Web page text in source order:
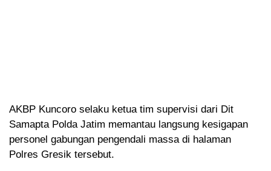
AKBP Kuncoro selaku ketua tim supervisi dari Dit
Samapta Polda Jatim memantau langsung kesigapan
personel gabungan pengendali massa di halaman
Polres Gresik tersebut.